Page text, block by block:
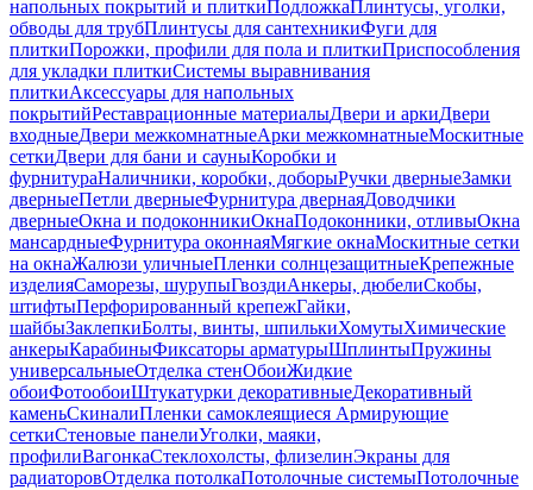
напольных покрытий и плиткиПодложкаПлинтусы, уголки,
обводы для трубПлинтусы для сантехникиФуги для
плиткиПорожки, профили для пола и плиткиПриспособления
для укладки плиткиСистемы выравнивания
плиткиАксессуары для напольных
покрытийРеставрационные материалыДвери и аркиДвери
входныеДвери межкомнатныеАрки межкомнатныеМоскитные
сеткиДвери для бани и сауныКоробки и
фурнитураНаличники, коробки, доборыРучки дверныеЗамки
дверныеПетли дверныеФурнитура двернаяДоводчики
дверныеОкна и подоконникиОкнаПодоконники, отливыОкна
мансардныеФурнитура оконнаяМягкие окнаМоскитные сетки
на окнаЖалюзи уличныеПленки солнцезащитныеКрепежные
изделияСаморезы, шурупыГвоздиАнкеры, дюбелиСкобы,
штифтыПерфорированный крепежГайки,
шайбыЗаклепкиБолты, винты, шпилькиХомутыХимические
анкерыКарабиныФиксаторы арматурыШплинтыПружины
универсальныеОтделка стенОбоиЖидкие
обоиФотообоиШтукатурки декоративныеДекоративный
каменьСкиналиПленки самоклеящиеся Армирующие
сеткиСтеновые панелиУголки, маяки,
профилиВагонкаСтеклохолсты, флизелинЭкраны для
радиаторовОтделка потолкаПотолочные системыПотолочные